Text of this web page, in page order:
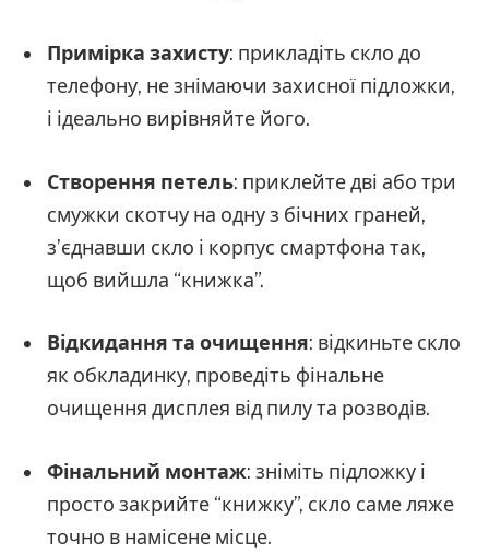
Примірка захисту: прикладіть скло до
телефону, не знімаючи захисної підложки,
і ідеально вирівняйте його.
Створення петель: приклейте дві або три
смужки скотчу на одну з бічних граней,
з’єднавши скло і корпус смартфона так,
щоб вийшла “книжка”.
Відкидання та очищення: відкиньте скло
як обкладинку, проведіть фінальне
очищення дисплея від пилу та розводів.
Фінальний монтаж: зніміть підложку і
просто закрийте “книжку”, скло саме ляже
точно в намісене місце.